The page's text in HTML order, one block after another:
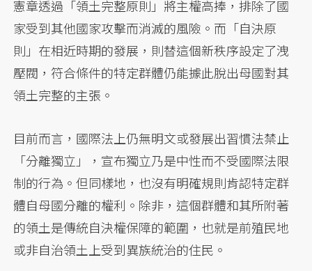
憲章透過「領土完整原則」將主權高捧，排除了國
家受到其他國家攻擊而消滅的風險。而「自決原
則」在相近時期的發展，則替這個新秩序設定了洩
壓閥，符合條件的特定群體仍能據此脫出母國對其
領土完整的主張。
目前而言，國際法上仍無明文或發展出習慣法禁止
「分離獨立」，宣布獨立乃是中性而不受國際法限
制的行為。但同樣地，也沒有明確規則肯認特定群
體自母國分離的權利。除非，這個群體和其所附著
的領土是傳統自決權保障的範圍，也就是前殖民地
或非自治領土上受到異族統治的住民。